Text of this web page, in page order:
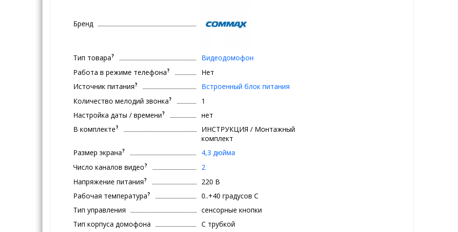
Бренд
Тип товара?
Видеодомофон
Работа в режиме телефона?
Нет
Источник питания?
Встроенный блок питания
Количество мелодий звонка?
1
Настройка даты / времени?
нет
В комплекте?
ИНСТРУКЦИЯ / Монтажный
комплект
Размер экрана?
4,3 дюйма
Число каналов видео?
2
Напряжение питания?
220 В
Рабочая температура?
0..+40 градуcов С
Тип управления
сенсорные кнопки
Тип корпуса домофона
С трубкой